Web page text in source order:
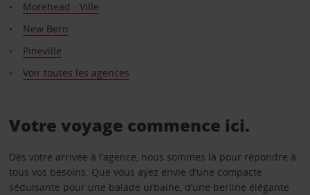
Morehead - Ville
New Bern
Pineville
Voir toutes les agences
Votre voyage commence ici.
Dès votre arrivée à l’agence, nous sommes là pour répondre à
tous vos besoins. Que vous ayez envie d’une compacte
séduisante pour une balade urbaine, d’une berline élégante